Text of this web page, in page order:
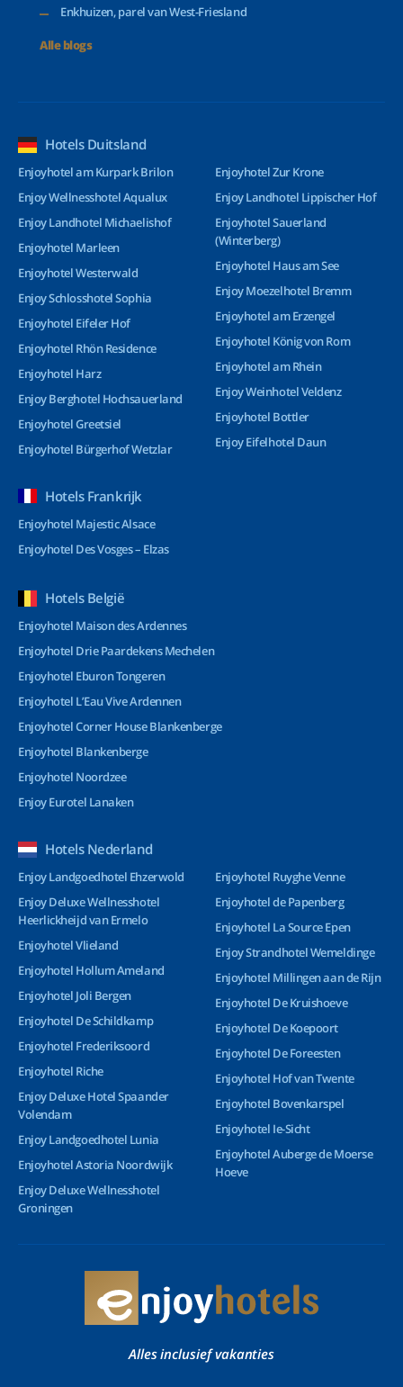
Enkhuizen, parel van West-Friesland
Alle blogs
Hotels Duitsland
Enjoyhotel am Kurpark Brilon
Enjoy Wellnesshotel Aqualux
Enjoy Landhotel Michaelishof
Enjoyhotel Marleen
Enjoyhotel Westerwald
Enjoy Schlosshotel Sophia
Enjoyhotel Eifeler Hof
Enjoyhotel Rhön Residence
Enjoyhotel Harz
Enjoy Berghotel Hochsauerland
Enjoyhotel Greetsiel
Enjoyhotel Bürgerhof Wetzlar
Enjoyhotel Zur Krone
Enjoy Landhotel Lippischer Hof
Enjoyhotel Sauerland
(Winterberg)
Enjoyhotel Haus am See
Enjoy Moezelhotel Bremm
Enjoyhotel am Erzengel
Enjoyhotel König von Rom
Enjoyhotel am Rhein
Enjoy Weinhotel Veldenz
Enjoyhotel Bottler
Enjoy Eifelhotel Daun
Hotels Frankrijk
Enjoyhotel Majestic Alsace
Enjoyhotel Des Vosges – Elzas
Hotels België
Enjoyhotel Maison des Ardennes
Enjoyhotel Drie Paardekens Mechelen
Enjoyhotel Eburon Tongeren
Enjoyhotel L’Eau Vive Ardennen
Enjoyhotel Corner House Blankenberge
Enjoyhotel Blankenberge
Enjoyhotel Noordzee
Enjoy Eurotel Lanaken
Hotels Nederland
Enjoy Landgoedhotel Ehzerwold
Enjoy Deluxe Wellnesshotel
Heerlickheijd van Ermelo
Enjoyhotel Vlieland
Enjoyhotel Hollum Ameland
Enjoyhotel Joli Bergen
Enjoyhotel De Schildkamp
Enjoyhotel Frederiksoord
Enjoyhotel Riche
Enjoy Deluxe Hotel Spaander
Volendam
Enjoy Landgoedhotel Lunia
Enjoyhotel Astoria Noordwijk
Enjoy Deluxe Wellnesshotel
Groningen
Enjoyhotel Ruyghe Venne
Enjoyhotel de Papenberg
Enjoyhotel La Source Epen
Enjoy Strandhotel Wemeldinge
Enjoyhotel Millingen aan de Rijn
Enjoyhotel De Kruishoeve
Enjoyhotel De Koepoort
Enjoyhotel De Foreesten
Enjoyhotel Hof van Twente
Enjoyhotel Bovenkarspel
Enjoyhotel Ie-Sicht
Enjoyhotel Auberge de Moerse
Hoeve
Alles inclusief vakanties